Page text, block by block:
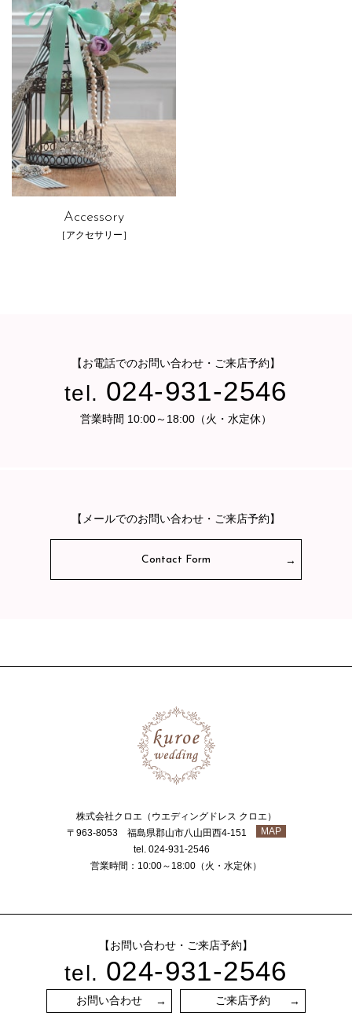
Accessory
［アクセサリー］
【お電話でのお問い合わせ・ご来店予約】
tel. 024-931-2546
営業時間 10:00～18:00（火・水定休）
【メールでのお問い合わせ・ご来店予約】
Contact Form
株式会社クロエ（ウエディングドレス クロエ）
〒963-8053 福島県郡山市八山田西4-151
MAP
tel. 024-931-2546
営業時間：10:00～18:00（火・水定休）
【お問い合わせ・ご来店予約】
tel. 024-931-2546
お問い合わせ ご来店予約